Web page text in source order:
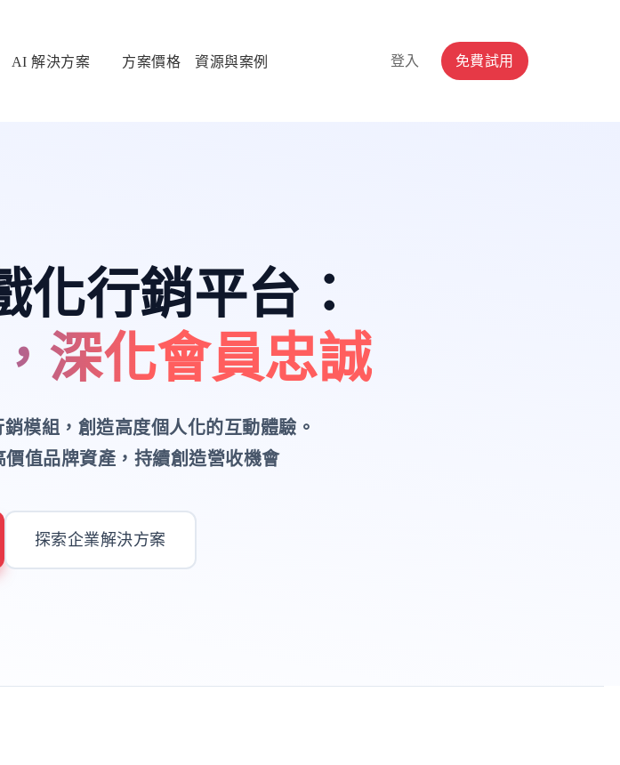
AI 解決方案 方案價格 資源與案例 登入 免費試用
化行銷平台 ：
深化會員忠誠
模組，創造高度個人化的互動體驗。
值品牌資產，持續創造營收機會
探索企業解決方案